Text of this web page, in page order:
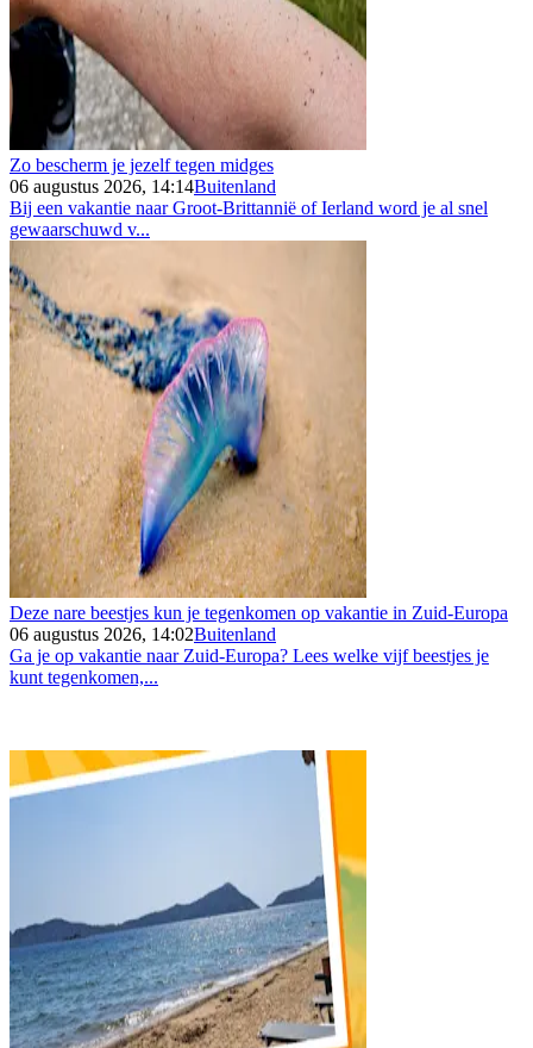
Zo bescherm je jezelf tegen midges
06 augustus 2026, 14:14Buitenland
Bij een vakantie naar Groot-Brittannië of Ierland word je al snel
gewaarschuwd v...
Deze nare beestjes kun je tegenkomen op vakantie in Zuid-Europa
06 augustus 2026, 14:02Buitenland
Ga je op vakantie naar Zuid-Europa? Lees welke vijf beestjes je
kunt tegenkomen,...